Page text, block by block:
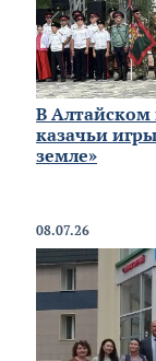
В
казачьи
земле»
08.07.26